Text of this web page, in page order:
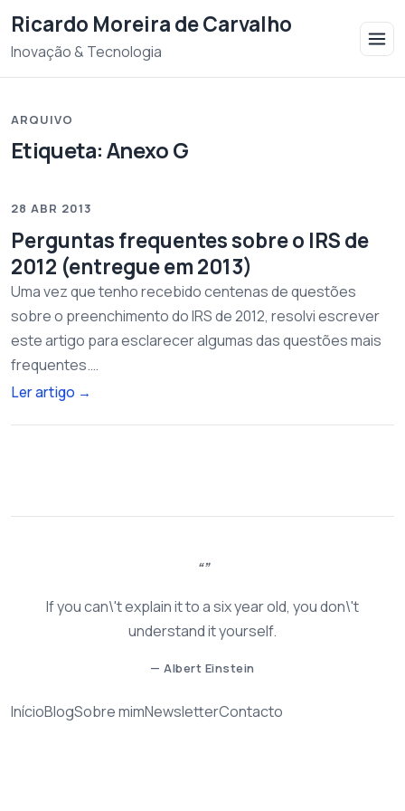
Ricardo Moreira de Carvalho
Inovação & Tecnologia
ARQUIVO
Etiqueta:Anexo G
28 ABR 2013
Perguntas frequentes sobre o IRS de
2012 (entregue em 2013)
Uma vez que tenho recebido centenas de questões
sobre o preenchimento do IRS de 2012, resolvi escrever
este artigo para esclarecer algumas das questões mais
frequentes.…
Ler artigo →
If you can\'t explain it to a six year old, you don\'t
understand it yourself.
— Albert Einstein
InícioBlogSobre mimNewsletterContacto